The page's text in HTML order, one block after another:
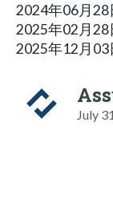
2024年06月28
2025年02月28
2025年12月03
July